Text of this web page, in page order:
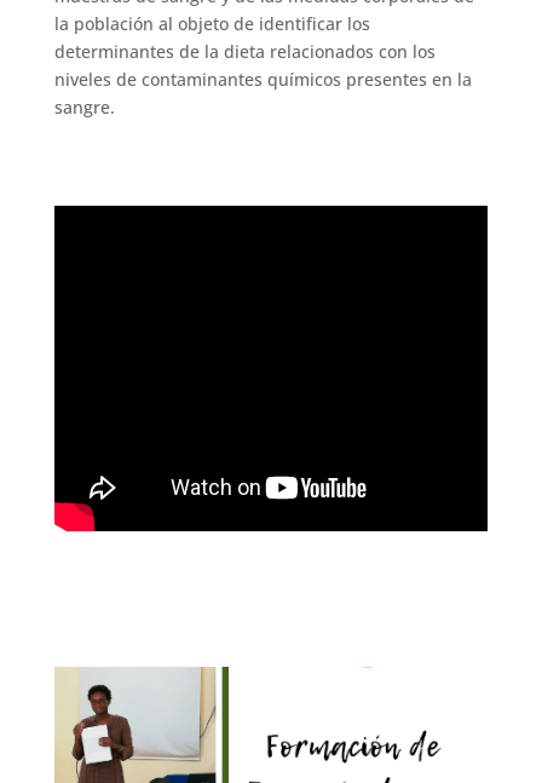
la población al objeto de identificar los
determinantes de la dieta relacionados con los
niveles de contaminantes químicos presentes en la
sangre.